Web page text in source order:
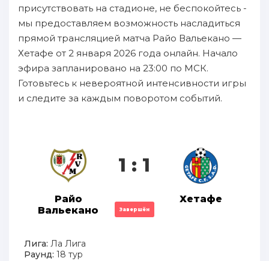
присутствовать на стадионе, не беспокойтесь -
мы предоставляем возможность насладиться
прямой трансляцией матча Райо Вальекано —
Хетафе от 2 января 2026 года онлайн. Начало
эфира запланировано на 23:00 по МСК.
Готовьтесь к невероятной интенсивности игры
и следите за каждым поворотом событий.
Райо
Вальекано
1 : 1
Завершён
Хетафе
Лига: Ла Лига
Раунд: 18 тур